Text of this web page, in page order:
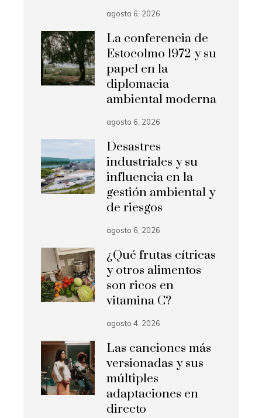
agosto 6, 2026
La conferencia de
Estocolmo 1972 y su
papel en la
diplomacia
ambiental moderna
agosto 6, 2026
Desastres
industriales y su
influencia en la
gestión ambiental y
de riesgos
agosto 6, 2026
¿Qué frutas cítricas
y otros alimentos
son ricos en
vitamina C?
agosto 4, 2026
Las canciones más
versionadas y sus
múltiples
adaptaciones en
directo